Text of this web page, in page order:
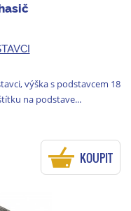
výška s podstavcem 18
na podstave...
KOUPIT